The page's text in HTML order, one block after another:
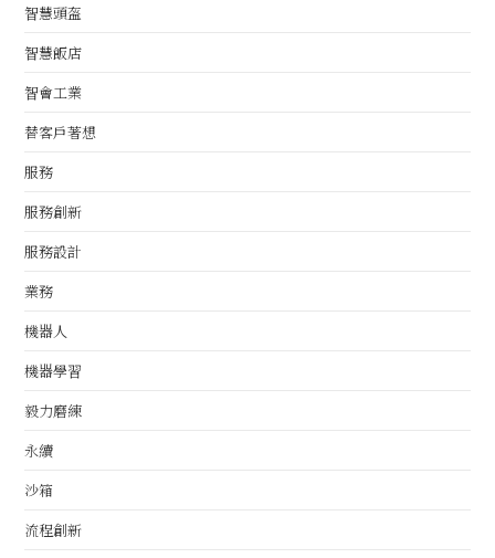
智慧頭盔
智慧飯店
智會工業
替客戶著想
服務
服務創新
服務設計
業務
機器人
機器學習
毅力磨練
永續
沙箱
流程創新